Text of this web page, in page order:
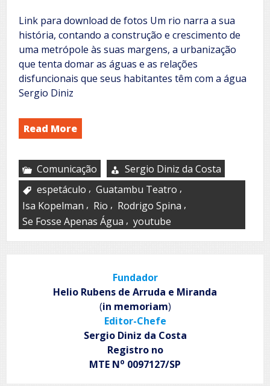
Link para download de fotos Um rio narra a sua
história, contando a construção e crescimento de
uma metrópole às suas margens, a urbanização
que tenta domar as águas e as relações
disfuncionais que seus habitantes têm com a água
Sergio Diniz
Read More
Comunicação
Sergio Diniz da Costa
espetáculo , Guatambu Teatro ,
Isa Kopelman , Rio , Rodrigo Spina ,
Se Fosse Apenas Água , youtube
Fundador
Helio Rubens de Arruda e Miranda
(in memoriam)
Editor-Chefe
Sergio Diniz da Costa
Registro no
MTE No 0097127/SP